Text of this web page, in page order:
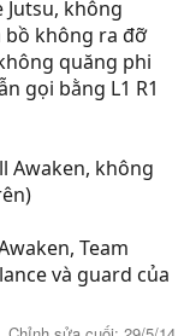
Jutsu, không
bồ không ra đỡ
quăng phi
gọi bằng L1 R1
Awaken, không
Team
và guard của